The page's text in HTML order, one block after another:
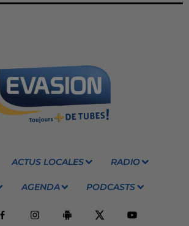
ACTUS LOCALES RADIO
AGENDA PODCASTS